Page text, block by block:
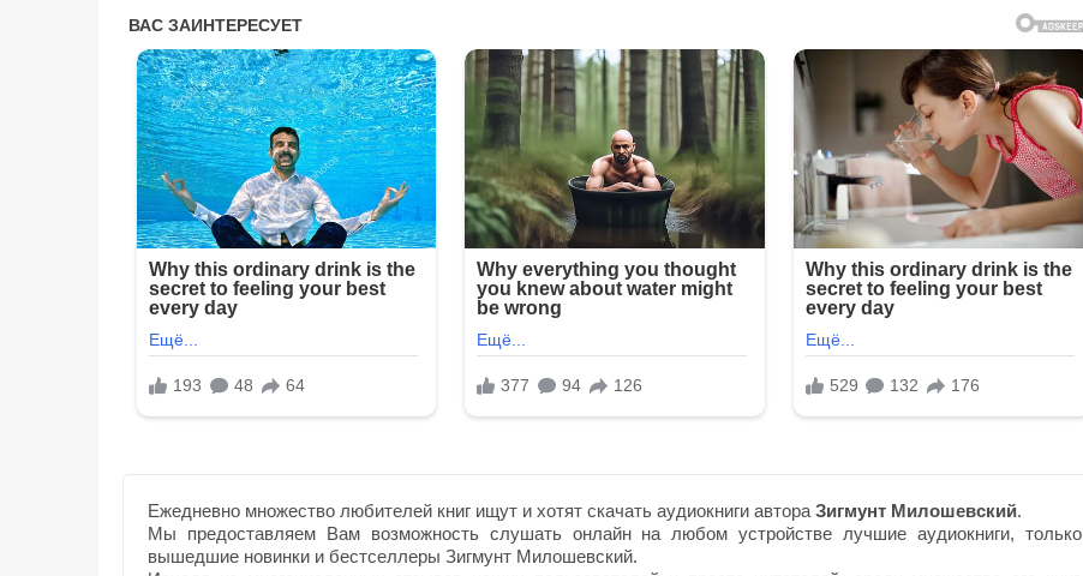
Ежедневно множество любителей книг ищут и хотят скачать аудиокниги автора Зигмунт Милошевский.
Мы предоставляем Вам возможность слушать онлайн на любом устройстве лучшие аудиокниги, только
вышедшие новинки и бестселлеры Зигмунт Милошевский.